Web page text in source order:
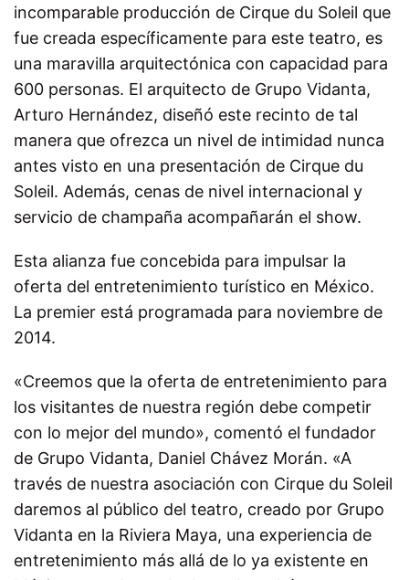
incomparable producción de Cirque du Soleil que
fue creada específicamente para este teatro, es
una maravilla arquitectónica con capacidad para
600 personas. El arquitecto de Grupo Vidanta,
Arturo Hernández, diseñó este recinto de tal
manera que ofrezca un nivel de intimidad nunca
antes visto en una presentación de Cirque du
Soleil. Además, cenas de nivel internacional y
servicio de champaña acompañarán el show.
Esta alianza fue concebida para impulsar la
oferta del entretenimiento turístico en México.
La premier está programada para noviembre de
2014.
«Creemos que la oferta de entretenimiento para
los visitantes de nuestra región debe competir
con lo mejor del mundo», comentó el fundador
de Grupo Vidanta, Daniel Chávez Morán. «A
través de nuestra asociación con Cirque du Soleil
daremos al público del teatro, creado por Grupo
Vidanta en la Riviera Maya, una experiencia de
entretenimiento más allá de lo ya existente en